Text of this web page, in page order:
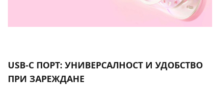
USB-C ПОРТ: УНИВЕРСАЛНОСТ И УДОБСТВО
ПРИ ЗАРЕЖДАНЕ